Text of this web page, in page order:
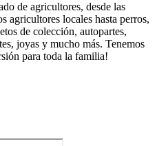
de agricultores, desde las
agricultores locales hasta perros,
de colección, autopartes,
joyas y mucho más. Tenemos
para toda la familia!